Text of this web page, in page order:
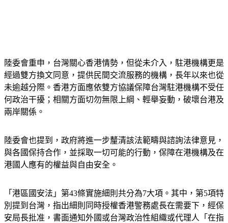
陸委會重申，台灣關心香港情勢，但從未介入，駐港機構更是
經過雙方換文同意，提供民間交流服務的機構，長年以來也從
未逾越分際。香港方面應依雙方協議保障台灣駐港機構不受任
何政治干擾；相關方面切勿無限上綱、輕舉妄動，破壞台港及
兩岸關係。
陸委會也提到，政府將進一步釐清該法範疇與諮詢法律意見，
與各國保持合作，並採取一切可能的行動，保障在港機構及在
港國人應有的權益與自由安全。
「港區國安法」第43條實施細則共分為7大項。其中，第5項特
別提到台灣，指出細則同時授權香港警務處長在需要下，經保
安局長批准，書面通知外國或台灣政治性組織或代理人「在指